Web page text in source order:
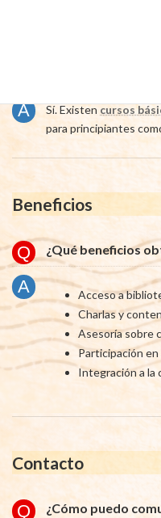
Sí. Existen cursos
para principiantes
Beneficios
¿Qué beneficios
Acceso a
Charlas y
Asesoría sobre
Participación
Integración a la
Contacto
¿Cómo puedo